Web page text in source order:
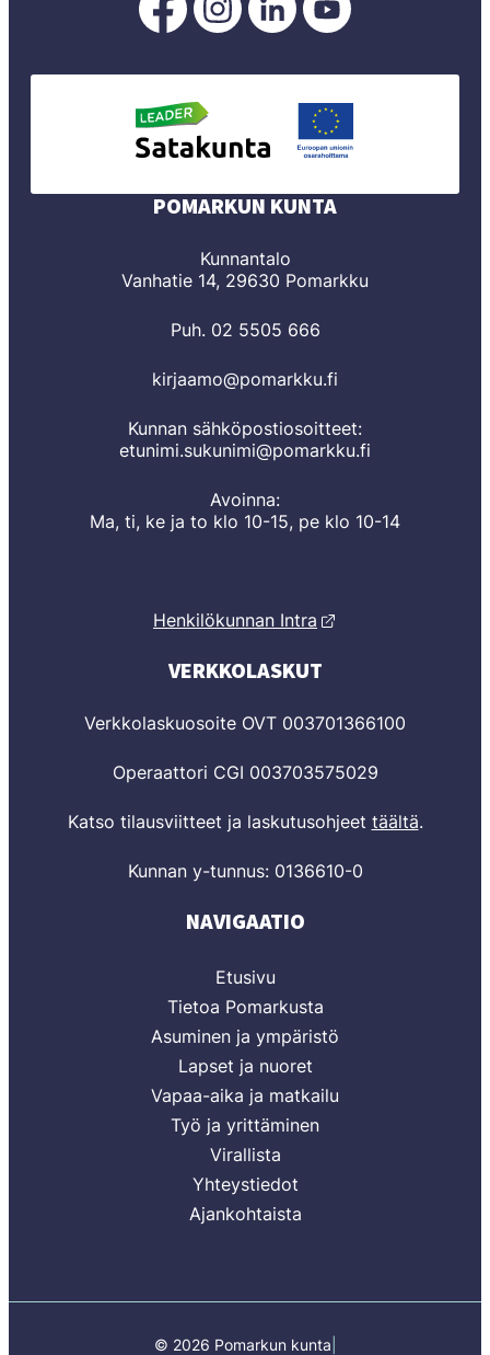
FacebookissaInstagramissa
LinkedInissä
POMARKUN KUNTA
Kunnantalo
Vanhatie 14, 29630 Pomarkku
Puh. 02 5505 666
kirjaamo@pomarkku.fi
Kunnan sähköpostiosoitteet:
etunimi.sukunimi@pomarkku.fi
Avoinna:
Ma, ti, ke ja to klo 10-15, pe klo 10-14
Henkilökunnan Intra
VERKKOLASKUT
Verkkolaskuosoite OVT 003701366100
Operaattori CGI 003703575029
Katso tilausviitteet ja laskutusohjeet täältä.
Kunnan y-tunnus: 0136610-0
NAVIGAATIO
Etusivu
Tietoa Pomarkusta
Asuminen ja ympäristö
Lapset ja nuoret
Vapaa-aika ja matkailu
Työ ja yrittäminen
Virallista
Yhteystiedot
Ajankohtaista
© 2026 Pomarkun kunta